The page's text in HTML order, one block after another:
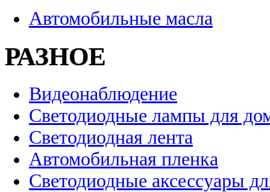
Автомобильные масла
РАЗНОЕ
Видеонаблюдение
Светодиодные лампы для
Светодиодная лента
Автомобильная пленка
Светодиодные аксессуары